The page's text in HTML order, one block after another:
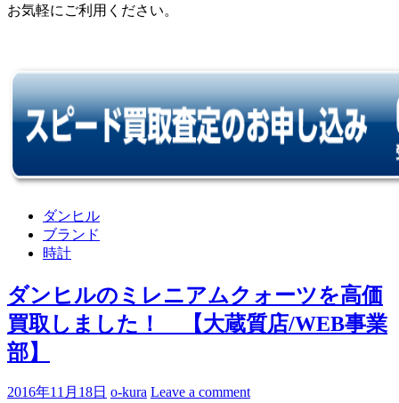
お気軽にご利用ください。
ダンヒル
ブランド
時計
ダンヒルのミレニアムクォーツを高価
買取しました！ 【大蔵質店/WEB事業
部】
2016年11月18日 o-kura Leave a comment